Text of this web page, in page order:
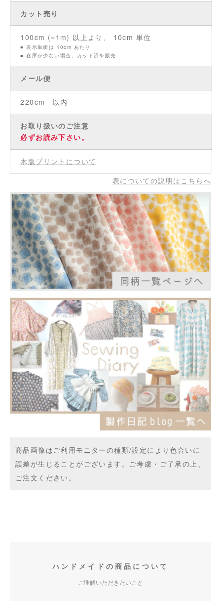
カット売り
100cm (=1m) 以上より、 10cm 単位
■ 表示単価は 10cm あたり
■ 在庫が少ない場合、カット済を販売
メール便
220cm 以内
お取り扱いのご注意
必ずお読み下さい。
木版プリントについて
表についての説明はこちらへ
商品画像はご利用モニターの種類/設定により色合いに
誤差が生じることがございます。ご考慮・ご了承の上、
ご注文ください。
ハンドメイドの商品について
ご理解いただきたいこと